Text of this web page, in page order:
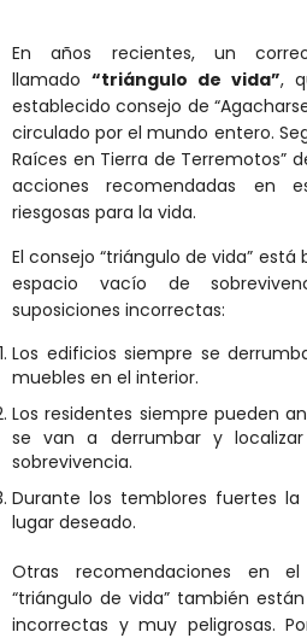
En años recientes, un
llamado “triángulo de vida”,
establecido consejo de
circulado por el mundo entero.
Raíces en Tierra de Terremotos”
acciones recomendadas en
riesgosas para la vida.
El consejo “triángulo de vida”
espacio vacío de
suposiciones incorrectas:
Los edificios siempre se
muebles en el interior.
Los residentes siempre pueden
se van a derrumbar y
sobrevivencia.
Durante los temblores fuertes
lugar deseado.
Otras recomendaciones en
“triángulo de vida” también
incorrectas y muy peligrosas.